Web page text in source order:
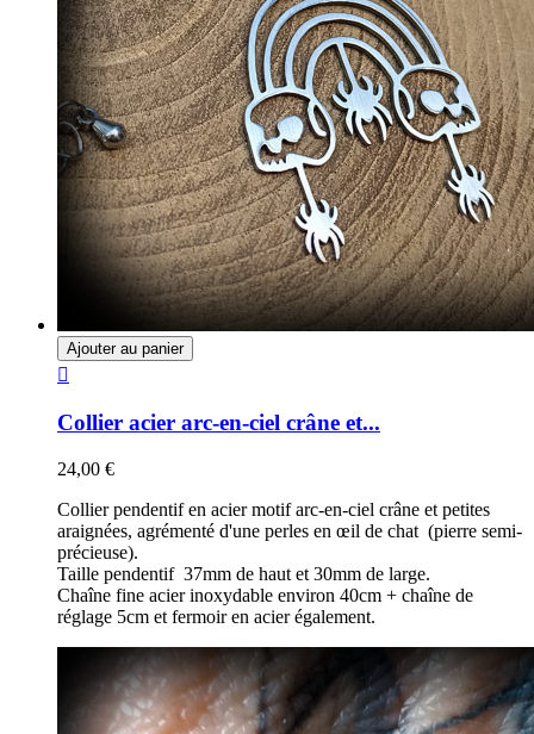
Ajouter au panier

Collier acier arc-en-ciel crâne et...
24,00 €
Collier pendentif en acier motif arc-en-ciel crâne et petites
araignées, agrémenté d'une perles en œil de chat (pierre semi-
précieuse).
Taille pendentif 37mm de haut et 30mm de large.
Chaîne fine acier inoxydable environ 40cm + chaîne de
réglage 5cm et fermoir en acier également.